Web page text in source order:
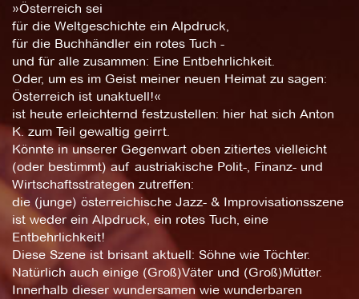
»Österreich sei
für die Weltgeschichte ein Alpdruck,
für die Buchhändler ein rotes Tuch -
und für alle zusammen: Eine Entbehrlichkeit.
Oder, um es im Geist meiner neuen Heimat zu sagen:
Österreich ist unaktuell!«
ist heute erleichternd festzustellen: hier hat sich Anton
K. zum Teil gewaltig geirrt.
Könnte in unserer Gegenwart oben zitiertes vielleicht
(oder bestimmt) auf austriakische Polit-, Finanz- und
Wirtschaftsstrategen zutreffen:
die (junge) österreichische Jazz- & Improvisationsszene
ist weder ein Alpdruck, ein rotes Tuch, eine
Entbehrlichkeit!
Diese Szene ist brisant aktuell: Söhne wie Töchter.
Natürlich auch einige (Groß)Väter und (Groß)Mütter.
Innerhalb dieser wundersamen wie wunderbaren